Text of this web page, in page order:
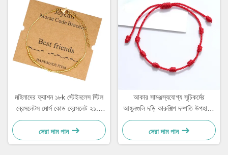
মহিলাদের ফ্যাশন ১৮k স্টেইনলেস স্টিল
ব্রেসলেটস মোর্স কোড ব্রেসলেট ২১.৫
সেমি
সেরা দাম পান
আকার সামঞ্জস্যযোগ্য সূচিকর্মের
আঙ্গুলগুলি দড়ি কারুশিল্প দম্পতি উপহারের
জন্য আঙ্গুলগুলি 15 - 30 সেমি
সেরা দাম পান